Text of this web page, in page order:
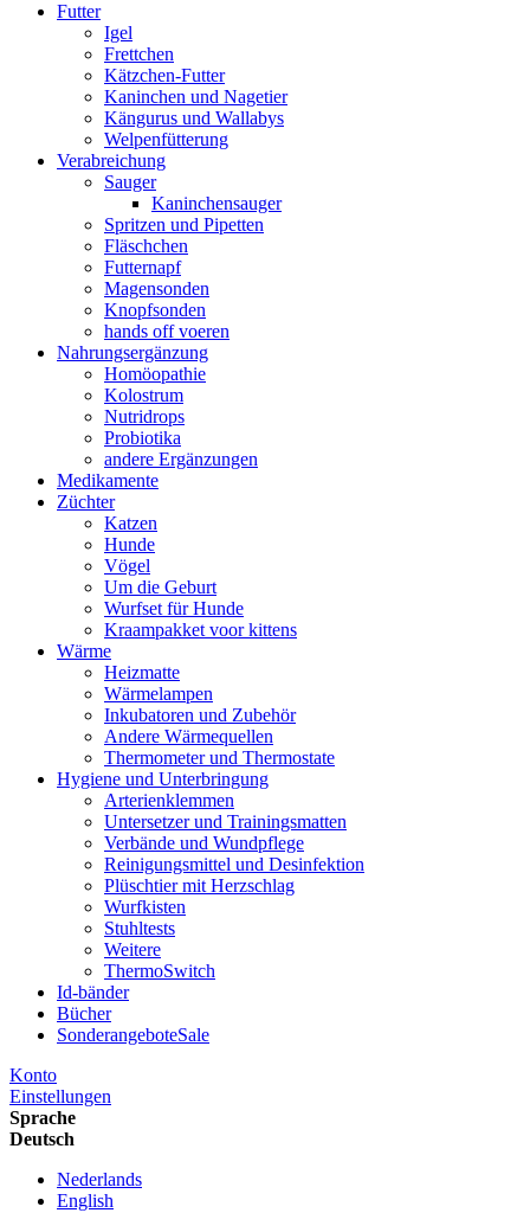
Futter
Igel
Frettchen
Kätzchen-Futter
Kaninchen und Nagetier
Kängurus und Wallabys
Welpenfütterung
Verabreichung
Sauger
Kaninchensauger
Spritzen und Pipetten
Fläschchen
Futternapf
Magensonden
Knopfsonden
hands off voeren
Nahrungsergänzung
Homöopathie
Kolostrum
Nutridrops
Probiotika
andere Ergänzungen
Medikamente
Züchter
Katzen
Hunde
Vögel
Um die Geburt
Wurfset für Hunde
Kraampakket voor kittens
Wärme
Heizmatte
Wärmelampen
Inkubatoren und Zubehör
Andere Wärmequellen
Thermometer und Thermostate
Hygiene und Unterbringung
Arterienklemmen
Untersetzer und Trainingsmatten
Verbände und Wundpflege
Reinigungsmittel und Desinfektion
Plüschtier mit Herzschlag
Wurfkisten
Stuhltests
Weitere
ThermoSwitch
Id-bänder
Bücher
SonderangeboteSale
Konto
Einstellungen
Sprache
Deutsch
Nederlands
English